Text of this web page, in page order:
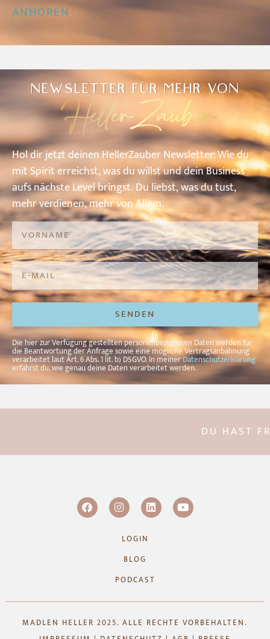
ANHÖREN
NEWSLETTER FÜR MEHR VON
HellerZauber
HoldirjetztdeinenHellerZauberNewsletter: Wiedu
mitSpiriterreichst,wasduwillstunddeinBusiness
aufsnächsteLevelbringst.Du liebst,wasdutust,
mehrverdienen,mehrvonAllem.
SENDEN
Alternative:
Die hier zur Verfügung gestellten personenbezogenen Daten werden für
die Beantwortung der Anfrage sowie eine mögliche Vertragsanbahnung
verarbeitet laut Art. 6 Abs. 1 lit. b) DSGVO. In meinerDatenschutzerklärung
erfährst du, wie genau deine Daten verarbeitet werden.
DU HAST
LOGIN
BLOG
PODCAST
MADLEN HELLER 2025. ALLE RECHTE VORBEHALTEN.